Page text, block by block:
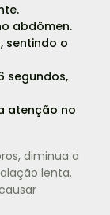
abdômen.
sentindo o
segundos,
atenção no
diminua a
lenta.